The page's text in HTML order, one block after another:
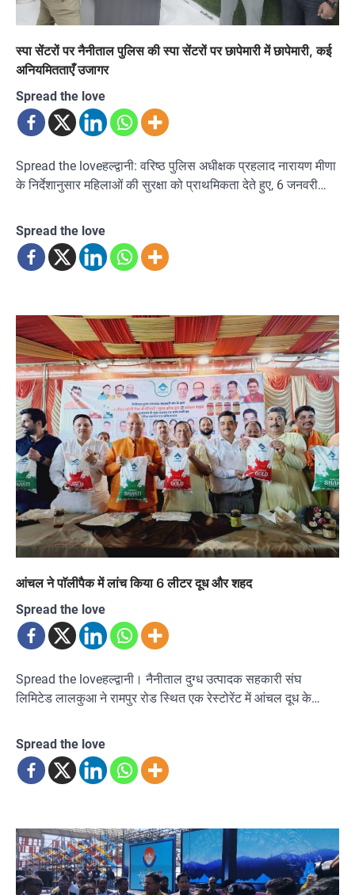
स्पा सेंटरों पर नैनीताल पुलिस की स्पा सेंटरों पर छापेमारी में छापेमारी, कई
अनियमितताएँ उजागर
Spread the love
Spread the loveहल्द्वानी: वरिष्ठ पुलिस अधीक्षक प्रहलाद नारायण मीणा
के निर्देशानुसार महिलाओं की सुरक्षा को प्राथमिकता देते हुए, 6 जनवरी…
Spread the love
आंचल ने पाॅलीपैक में लांच किया 6 लीटर दूध और शहद
Spread the love
Spread the loveहल्द्वानी। नैनीताल दुग्ध उत्पादक सहकारी संघ
लिमिटेड लालकुआ ने रामपुर रोड स्थित एक रेस्टोरेंट में आंचल दूध के…
Spread the love